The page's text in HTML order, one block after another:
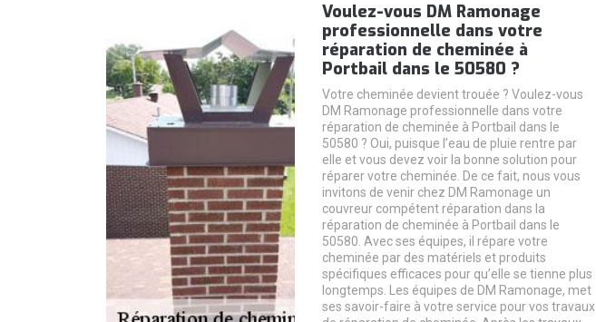
Voulez-vous DM Ramonage
professionnelle dans votre
réparation de cheminée à
Portbail dans le 50580 ?
Votre cheminée devient trouée ? Voulez-vous
DM Ramonage professionnelle dans votre
réparation de cheminée à Portbail dans le
50580 ? Oui, puisque l’eau de pluie rentre par
elle et vous devez voir la bonne solution pour
réparer votre cheminée. De ce fait, nous vous
invitons de venir chez DM Ramonage un
couvreur compétent réparation dans la
réparation de cheminée à Portbail dans le
50580. Avec ses équipes, il répare votre
cheminée par des matériels et produits
spécifiques efficaces pour qu’elle se tienne plus
longtemps. Les équipes de DM Ramonage, met
ses savoir-faire à votre service pour vos travaux